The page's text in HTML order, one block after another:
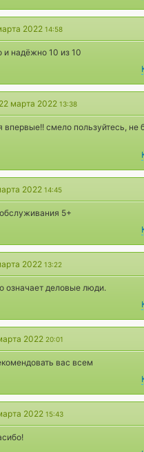
2022 14:58
и надёжно 10 из 10
22 марта 2022 13:38
впервые!! смело пользуйтесь, не
2022 14:45
5+
2022 13:22
означает деловые люди.
2022 20:01
вас всем
2022 15:43